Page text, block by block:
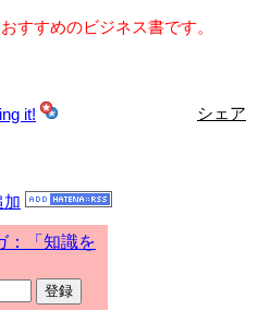
すすめのビジネス書です。
シェア
：「知識を